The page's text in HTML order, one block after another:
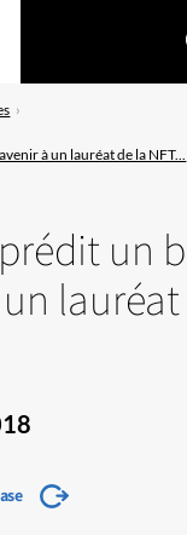
à un lauréat de la NFT...
un